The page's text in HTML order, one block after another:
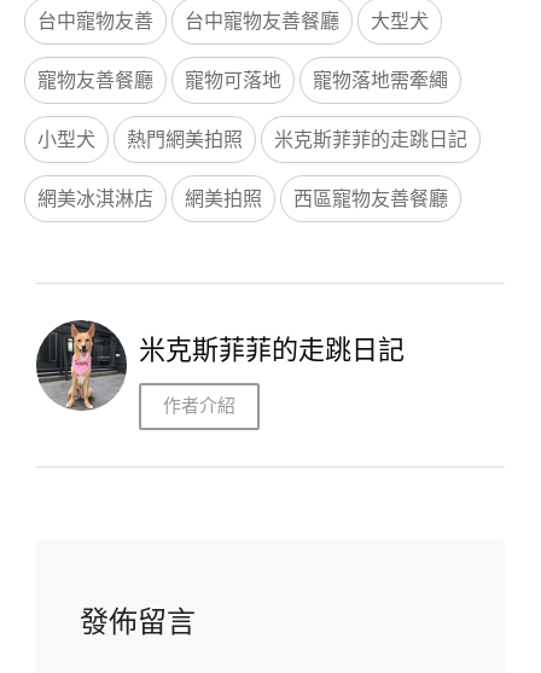
台中寵物友善 台中寵物友善餐廳 大型犬
寵物友善餐廳 寵物可落地 寵物落地需牽繩
小型犬 熱門網美拍照 米克斯菲菲的走跳日記
網美冰淇淋店 網美拍照 西區寵物友善餐廳
米克斯菲菲的走跳日記
作者介紹
發佈留言